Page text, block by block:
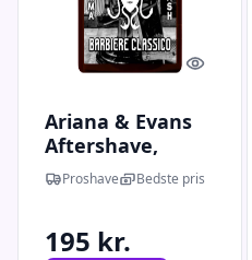
Quick
Ariana & Evans
Aftershave,
Ultima Barbiere
Classico, 148 ml.
Proshave Bedste pris
195 kr.